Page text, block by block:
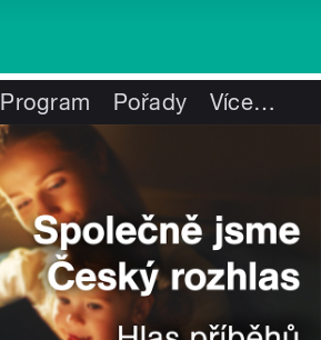
Program Pořady Více…